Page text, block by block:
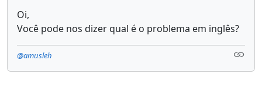
Oi,
Você pode nos dizer qual é o problema em inglês?
@amusleh